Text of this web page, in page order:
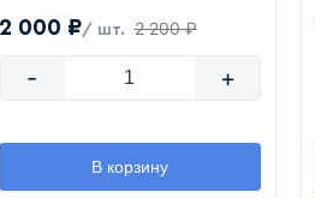
2 000 ₽/ шт. 2 200 ₽
- +
В корзину